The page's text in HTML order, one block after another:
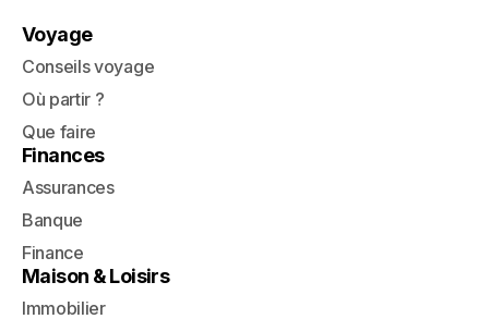
Voyage
Conseils voyage
Où partir ?
Que faire
Finances
Assurances
Banque
Finance
Maison & Loisirs
Immobilier